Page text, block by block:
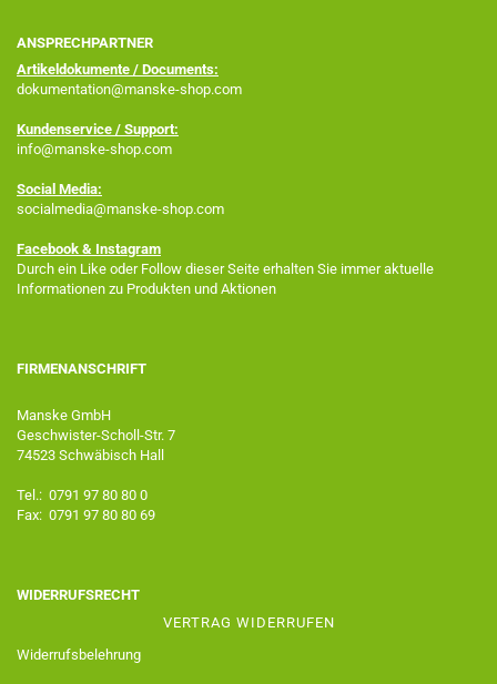
ANSPRECHPARTNER
Artikeldokumente / Documents:
dokumentation@manske-shop.com
Kundenservice / Support:
info@manske-shop.com
Social Media:
socialmedia@manske-shop.com
Facebook & Instagram
Durch ein Like oder Follow dieser Seite erhalten Sie immer aktuelle
Informationen zu Produkten und Aktionen
FIRMENANSCHRIFT
Manske GmbH
Geschwister-Scholl-Str. 7
74523 Schwäbisch Hall
Tel.: 0791 97 80 80 0
Fax: 0791 97 80 80 69
WIDERRUFSRECHT
VERTRAG WIDERRUFEN
Widerrufsbelehrung